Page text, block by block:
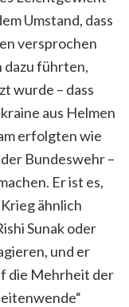
Umstand, dass
versprochen
dazu führten,
wurde – dass
aus Helmen
erfolgten wie
Bundeswehr –
Er ist es,
ähnlich
Sunak oder
und er
die Mehrheit der